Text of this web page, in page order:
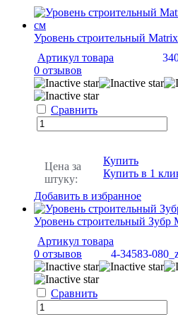
Уровень строительный
Артикул товара
0 отзывов
Сравнить
Цена за
штуку:
Купить
Купить в 1
Добавить в избранное
Уровень строительный Зубр
Артикул товара
4-34583-
0 отзывов
Сравнить